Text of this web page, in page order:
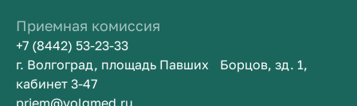
Приемная комиссия
+7 (8442) 53-23-33
г. Волгоград, площадь Павших Борцов, зд. 1,
кабинет 3-47